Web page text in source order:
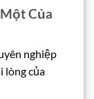
Của
nghiệp
lòng của